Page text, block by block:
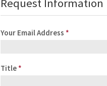
Request Information
Your Email Address *
Title *